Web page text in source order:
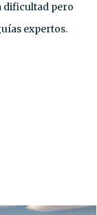
dificultad pero
expertos.